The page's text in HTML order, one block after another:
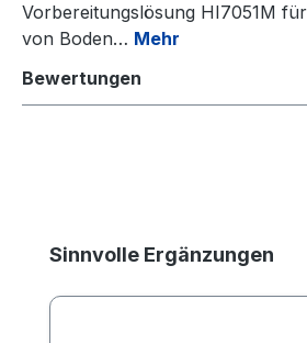
Vorbereitungslösung HI7051M
von Boden… Mehr
Bewertungen
Produktgalerie überspringen
Sinnvolle Ergänzungen